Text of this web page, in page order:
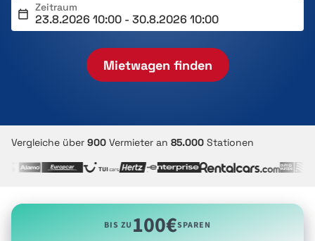
Zeitraum
Mietwagen finden
Vergleiche über 900 Vermieter an 85.000 Stationen
BIS ZU100€SPAREN